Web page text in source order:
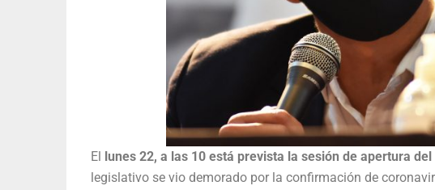
El lunes 22, a las 10 está prevista la sesión de apertura
legislativo se vio demorado por la confirmación de